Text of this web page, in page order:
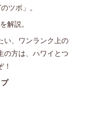
ツボ」。
解説。
い、ワンランク上の
の方は、ハワイとつ